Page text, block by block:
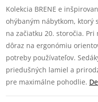
Kolekcia BRENE e
ohýbaným nábytkom, ktorý
na začiatku 20. storočia.
dôraz na ergonómiu
potreby používateľov.
priedušných lamiel a
pre maximálne pohodlie.